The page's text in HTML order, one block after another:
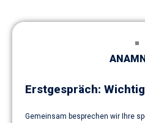
Erstgespräch:
Gemeinsam besprechen wir Ihre